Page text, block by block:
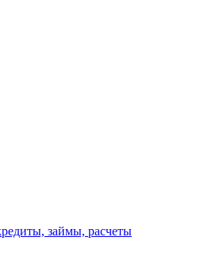
займы, расчеты